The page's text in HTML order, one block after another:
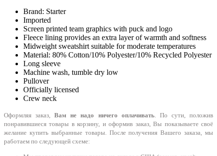
Brand: Starter
Imported
Screen printed team graphics with puck and logo
Fleece lining provides an extra layer of warmth and softness
Midweight sweatshirt suitable for moderate temperatures
Material: 80% Cotton/10% Polyester/10% Recycled Polyester
Long sleeve
Machine wash, tumble dry low
Pullover
Officially licensed
Crew neck
Оформляя заказ,Вам не надо ничего оплачивать. По сути, положив
понравившиеся товары в корзину, и оформив заказ, Вы показываете своё
желание купить выбранные товары. После получения Вашего заказа, мы
работаем по следующей схеме: